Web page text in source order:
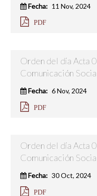
Fecha: 11 Nov, 2024
PDF
Orden del día Acta
Comunicación
Fecha: 6 Nov, 2024
PDF
Orden del día Acta
Comunicación
Fecha: 30 Oct, 2024
PDF